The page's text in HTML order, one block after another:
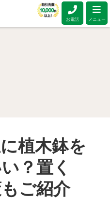
植木鉢を
？置く
ご紹介
お電話 メニュー